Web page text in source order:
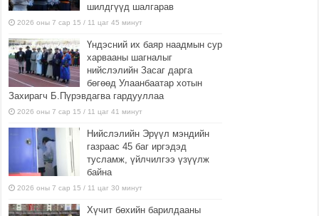
шилдгүүд шалгарав
2026 оны 7 сар 15 / 11 цаг 45 минут
Үндэсний их баяр наадмын сур
харвааны шагналыг
нийслэлийн Засаг дарга
бөгөөд Улаанбаатар хотын
Захирагч Б.Пүрэвдагва гардууллаа
2026 оны 7 сар 15 / 11 цаг 41 минут
Нийслэлийн Эрүүл мэндийн
газраас 45 баг иргэдэд
тусламж, үйлчилгээ үзүүлж
байна
2026 оны 7 сар 15 / 11 цаг 30 минут
Хүчит бөхийн барилдааны